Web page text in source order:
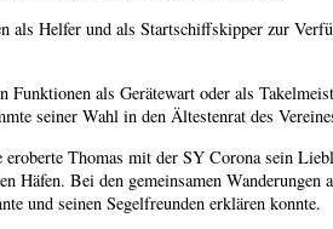
als Helfer und als Startschiffskipper zur
als Gerätewart oder als
seiner Wahl in den Ältestenrat des
Thomas mit der SY Corona sein
Häfen. Bei den gemeinsamen
und seinen Segelfreunden erklären konnte.